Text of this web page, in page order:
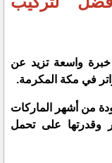
خبرة واسعة تزيد عن
من أشهر الماركات
وقدرتها على تحمل